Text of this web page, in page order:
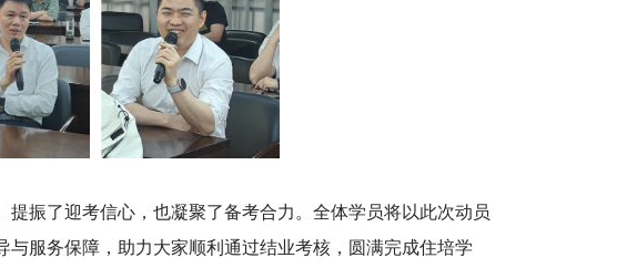
振了迎考信心，也凝聚了备考合力。全体学员将以此次动员
服务保障，助力大家顺利通过结业考核，圆满完成住培学